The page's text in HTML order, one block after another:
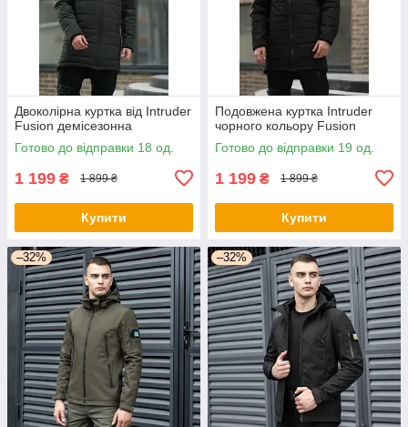
Двоколірна куртка від Intruder
Fusion демісезонна
Готово до відправки 18 од.
1 199 ₴ 1 899 ₴
Купити
Подовжена куртка Intruder
чорного кольору Fusion
Готово до відправки 19 од.
1 199 ₴ 1 899 ₴
Купити
–32% –32%